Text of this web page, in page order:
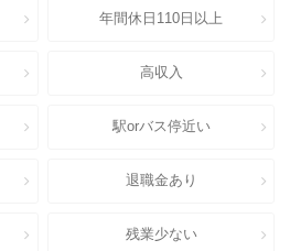
年間休日110日以上
高収入
駅orバス停近い
退職金あり
残業少ない